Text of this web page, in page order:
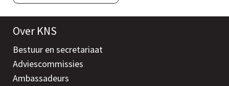
Over KNS
Bestuur en secretariaat
Adviescommissies
Ambassadeurs